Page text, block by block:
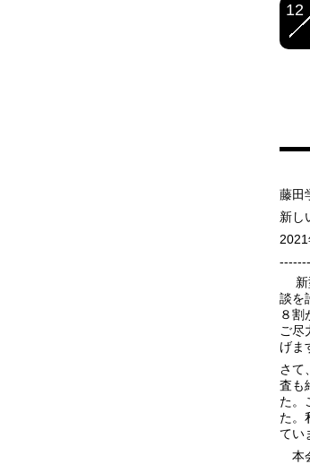
12
藤田
新し
新
談を
８割
ご尽
げま
さて
査も
た。
た。
てい
本